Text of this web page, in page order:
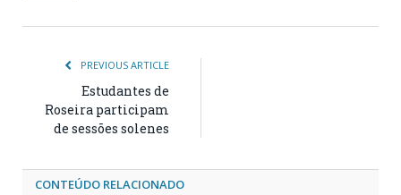
PREVIOUS ARTICLE
Estudantes de
Roseira participam
de sessões solenes
CONTEÚDO RELACIONADO